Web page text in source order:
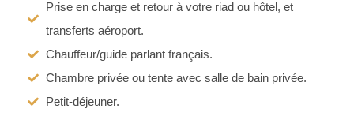
Prise en charge et retour à votre riad ou hôtel, et
transferts aéroport.
Chauffeur/guide parlant français.
Chambre privée ou tente avec salle de bain privée.
Petit-déjeuner.